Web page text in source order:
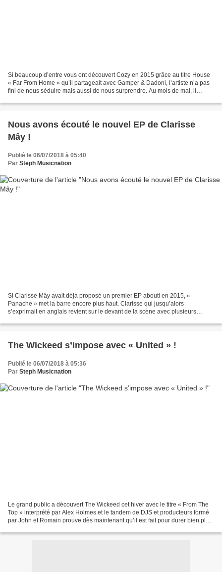
Si beaucoup d’entre vous ont découvert Cozy en 2015 grâce au titre House
« Far From Home » qu’il partageait avec Gamper & Dadoni, l’artiste n’a pas
fini de nous séduire mais aussi de nous surprendre. Au mois de mai, il
Nous avons écouté le nouvel EP de Clarisse
Mây !
Publié le 06/07/2018 à 05:40
Par Steph Musicnation
Si Clarisse Mây avait déjà proposé un premier EP abouti en 2015, «
Panache » met la barre encore plus haut. Clarisse qui jusqu’alors
s’exprimait en anglais revient sur le devant de la scène avec plusieurs
The Wickeed s’impose avec « United » !
Publié le 06/07/2018 à 05:36
Par Steph Musicnation
Le grand public a découvert The Wickeed cet hiver avec le titre « From The
Top » interprété par Alex Holmes et le tandem de DJS et producteurs formé
par John et Romain prouve dès maintenant qu’il est fait pour durer bien plus